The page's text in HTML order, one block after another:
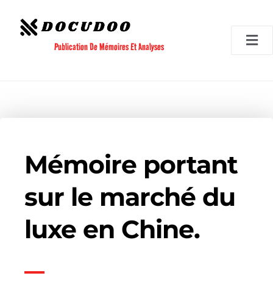
contenu
Publication De Mémoires Et Analyses
Mémoire portant
sur le marché du
luxe en Chine.